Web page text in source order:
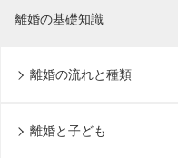
離婚の基礎知識
離婚の流れと種類
離婚と子ども